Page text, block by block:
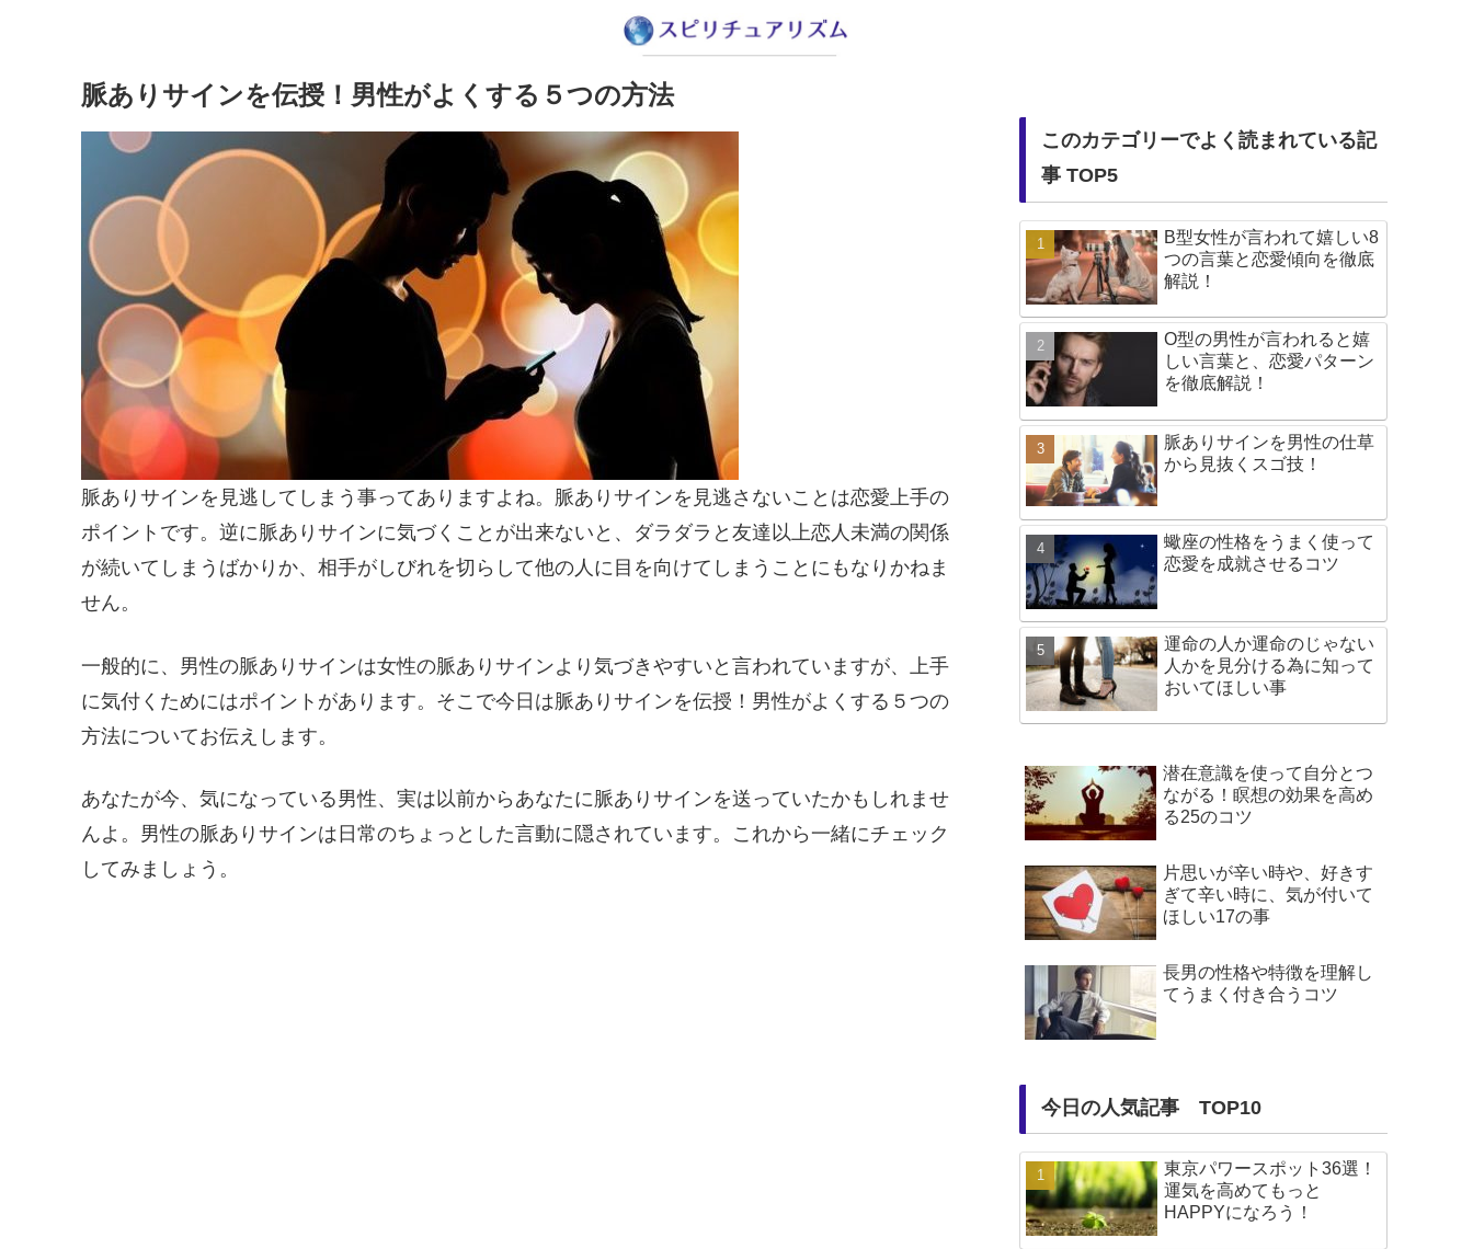
脈ありサインを伝授！男性がよくする５つの方法
脈ありサインを見逃してしまう事ってありますよね。脈ありサインを見逃さないことは恋愛上手の
ポイントです。逆に脈ありサインに気づくことが出来ないと、ダラダラと友達以上恋人未満の関係
が続いてしまうばかりか、相手がしびれを切らして他の人に目を向けてしまうことにもなりかねま
せん。
一般的に、男性の脈ありサインは女性の脈ありサインより気づきやすいと言われていますが、上手
に気付くためにはポイントがあります。そこで今日は脈ありサインを伝授！男性がよくする５つの
方法についてお伝えします。
あなたが今、気になっている男性、実は以前からあなたに脈ありサインを送っていたかもしれませ
んよ。男性の脈ありサインは日常のちょっとした言動に隠されています。これから一緒にチェック
してみましょう。
このカテゴリーでよく読まれている記
事 TOP5
B型女性が言われて嬉しい8
つの言葉と恋愛傾向を徹底
解説！
O型の男性が言われると嬉
しい言葉と、恋愛パターン
を徹底解説！
脈ありサインを男性の仕草
から見抜くスゴ技！
蠍座の性格をうまく使って
恋愛を成就させるコツ
運命の人か運命のじゃない
人かを見分ける為に知って
おいてほしい事
潜在意識を使って自分とつ
ながる！瞑想の効果を高め
る25のコツ
片思いが辛い時や、好きす
ぎて辛い時に、気が付いて
ほしい17の事
長男の性格や特徴を理解し
てうまく付き合うコツ
今日の人気記事 TOP10
東京パワースポット36選！
運気を高めてもっと
HAPPYになろう！